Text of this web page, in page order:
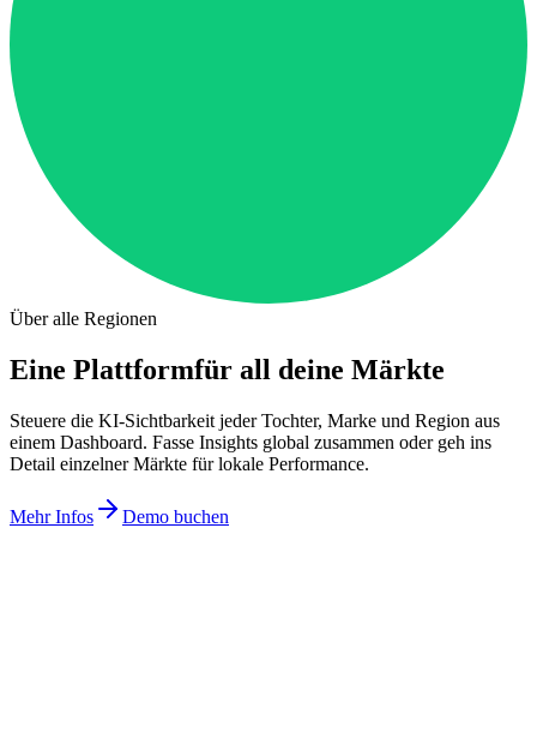
Über alle Regionen
Eine Plattformfür all deine Märkte
Steuere die KI-Sichtbarkeit jeder Tochter, Marke und Region aus
einem Dashboard. Fasse Insights global zusammen oder geh ins
Detail einzelner Märkte für lokale Performance.
Mehr Infos Demo buchen